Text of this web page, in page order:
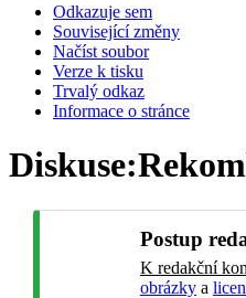
Odkazuje sem
Související změny
Načíst soubor
Verze k tisku
Trvalý odkaz
Informace o stránce
Diskuse:
Postup
K redakční
obrázky a